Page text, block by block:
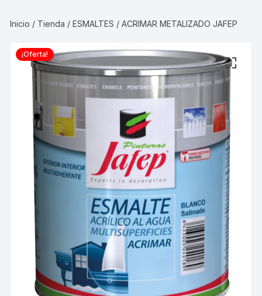
Inicio / Tienda /ESMALTES / ACRIMAR METALIZADO JAFEP
¡Oferta!